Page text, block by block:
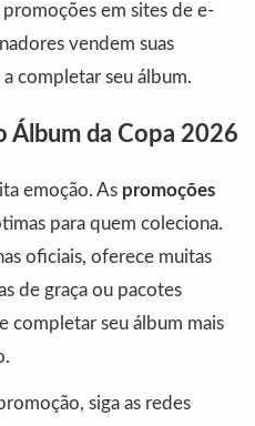
promoções em sites de e-
vendem suas
completar seu álbum.
Álbum da Copa 2026
emoção. As promoções
para quem coleciona.
oficiais, oferece muitas
de graça ou pacotes
completar seu álbum mais
siga as redes